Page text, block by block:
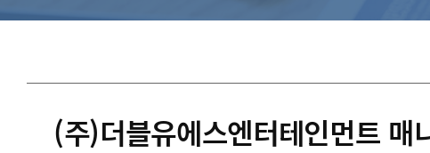
(주)더블유에스엔터테인먼트 매